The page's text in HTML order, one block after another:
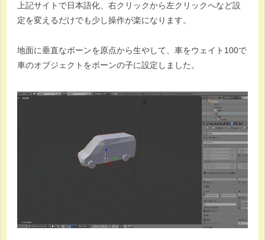
上記サイトで日本語化、右クリックから左クリックへなど設
定を変えるだけでも少し操作が楽になります。
地面に垂直なボーンを原点から生やして、車をウェイト100で
車のオブジェクトをボーンの子に設定しました。